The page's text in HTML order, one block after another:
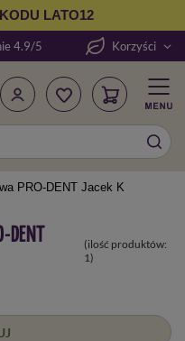
LATO12
4.9/5 Korzyści
PRO-DENT Jacek K
DENT
(ilość produktów:
1)